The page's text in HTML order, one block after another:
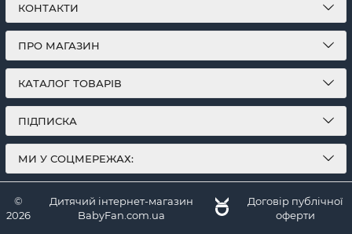
КОНТАКТИ
ПРО МАГАЗИН
КАТАЛОГ ТОВАРІВ
ПІДПИСКА
МИ У СОЦМЕРЕЖАХ:
©
2026
Дитячий інтернет-магазин
BabyFan.com.ua
Договір публічної
оферти